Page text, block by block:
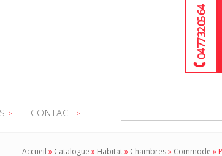
04 77 32 05 64
CONTACT
Accueil » Catalogue » Habitat» Chambres» Commode »